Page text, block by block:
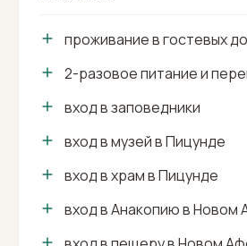
проживание в гостевых
2-разовое питание и
вход в заповедники
вход в музей в Пицунде
вход в храм в Пицунде
вход в Анакопию в Новом